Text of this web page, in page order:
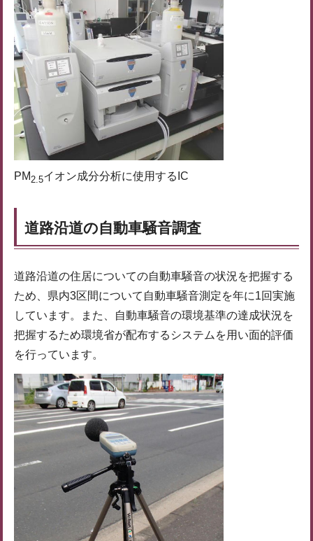
PM2.5イオン成分分析に使用するIC
道路沿道の自動車騒音調査
道路沿道の住居についての自動車騒音の状況を把握する
ため、県内3区間について自動車騒音測定を年に1回実施
しています。また、自動車騒音の環境基準の達成状況を
把握するため環境省が配布するシステムを用い面的評価
を行っています。